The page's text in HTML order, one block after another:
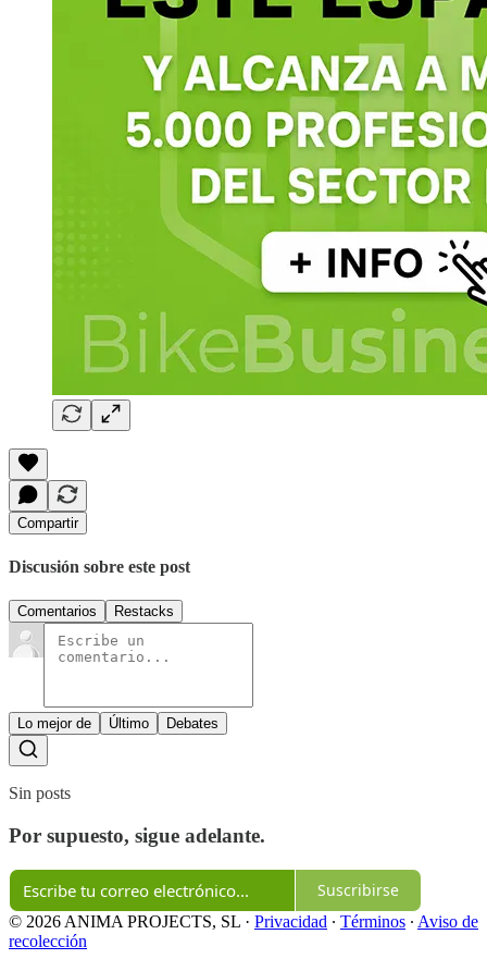
Compartir
Discusión sobre este post
Comentarios Restacks
Lo mejor de Último Debates
Sin posts
Por supuesto, sigue adelante.
Suscribirse
© 2026 ANIMA PROJECTS, SL · Privacidad ∙ Términos ∙ Aviso de
recolección